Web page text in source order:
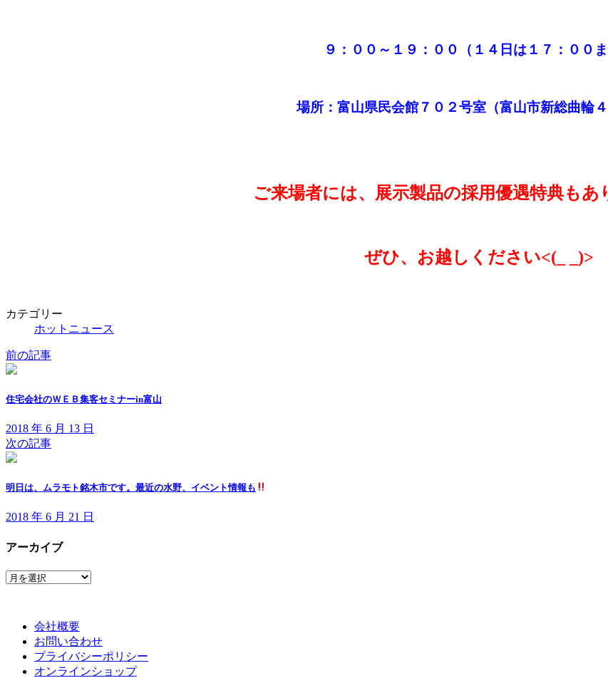
９：００～１９：００（１４日は１７：００ま
場所：富山県民会館７０２号室（富山市新総曲輪４
ご来場者には、展示製品の採用優遇特典もあ
ぜひ、お越しください<(_ _)>
カテゴリー
ホットニュース
前の記事
住宅会社のＷＥＢ集客セミナーin富山
2018 年 6 月 13 日
次の記事
明日は、ムラモト銘木市です。最近の水野、イベント情報も
2018 年 6 月 21 日
アーカイブ
ア
会社概要
お問い合わせ
プライバシーポリシー
オンラインショップ